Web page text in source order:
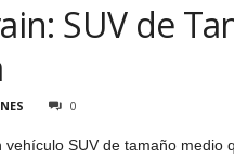
SUV de
0
vehículo SUV de tamaño medio